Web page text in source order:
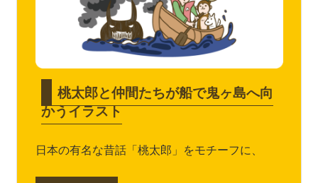
桃太郎と仲間たちが船で鬼ヶ島へ向
かうイラスト
日本の有名な昔話「桃太郎」をモチーフに、